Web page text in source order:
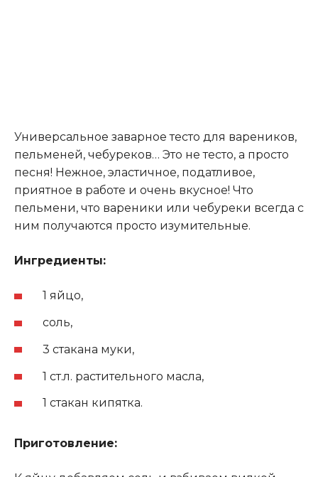
Универсальное заварное тесто для вареников,
пельменей, чебуреков… Это не тесто, а просто
песня! Нежное, эластичное, податливое,
приятное в работе и очень вкусное! Что
пельмени, что вареники или чебуреки всегда с
ним получаются просто изумительные.
Ингредиенты:
1 яйцо,
соль,
3 стакана муки,
1 ст.л. растительного масла,
1 стакан кипятка.
Приготовление: